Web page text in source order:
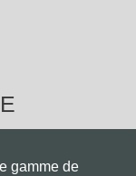
gamme de